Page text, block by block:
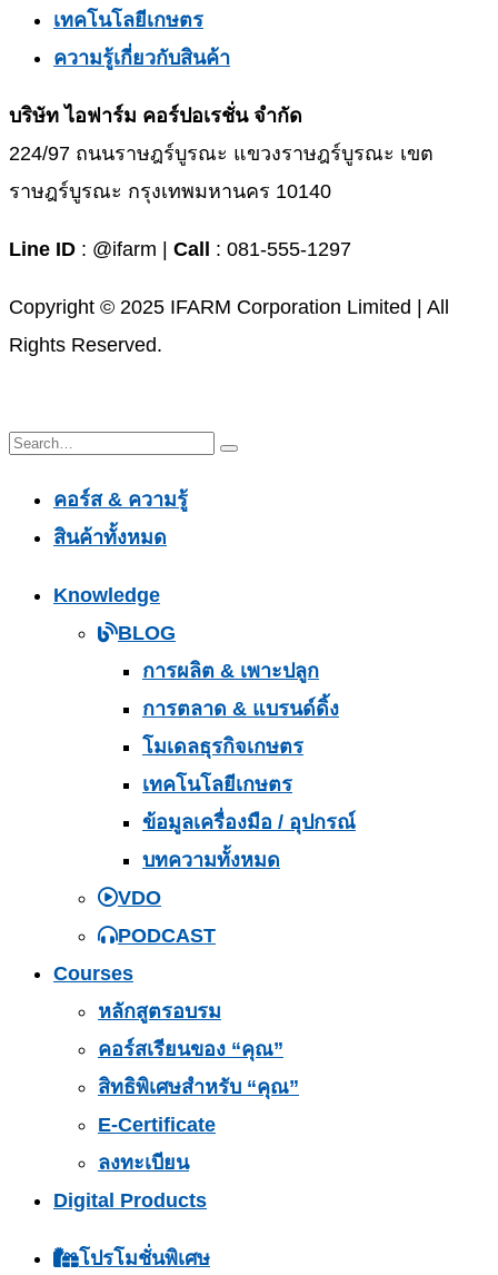
เทคโนโลยีเกษตร
ความรู้เกี่ยวกับสินค้า
บริษัท ไอฟาร์ม คอร์ปอเรชั่น จำกัด
224/97 ถนนราษฎร์บูรณะ แขวงราษฎร์บูรณะ เขต
ราษฎร์บูรณะ กรุงเทพมหานคร 10140
Line ID : @ifarm | Call : 081-555-1297
Copyright © 2025 IFARM Corporation Limited | All
Rights Reserved.
คอร์ส & ความรู้
สินค้าทั้งหมด
Knowledge
BLOG
การผลิต & เพาะปลูก
การตลาด & แบรนด์ดิ้ง
โมเดลธุรกิจเกษตร
เทคโนโลยีเกษตร
ข้อมูลเครื่องมือ / อุปกรณ์
บทความทั้งหมด
VDO
PODCAST
Courses
หลักสูตรอบรม
คอร์สเรียนของ “คุณ”
สิทธิพิเศษสำหรับ “คุณ”
E-Certificate
ลงทะเบียน
Digital Products
โปรโมชั่นพิเศษ